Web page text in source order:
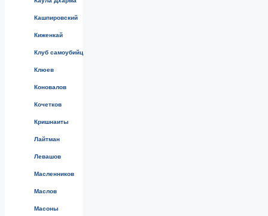
Кашпировский
Киженкай
Клуб самоубийц
Клюев
Коновалов
Кочетков
Кришнаиты
Лайтман
Левашов
Масленников
Маслов
Масоны